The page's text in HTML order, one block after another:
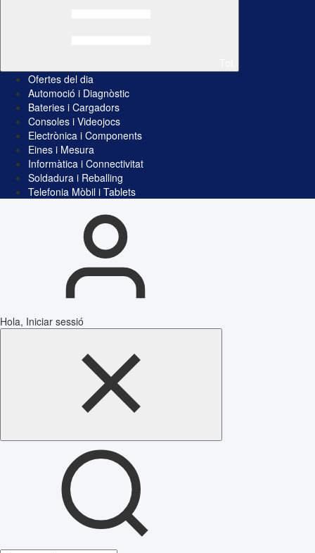
Ofertes del dia
Automoció i Diagnòstic
Bateries i Cargadors
Consoles i Videojocs
Electrònica i Components
Eines i Mesura
Informàtica i Connectivitat
Soldadura i Reballing
Telefonia Mòbil i Tablets
Hola, Iniciar sessió